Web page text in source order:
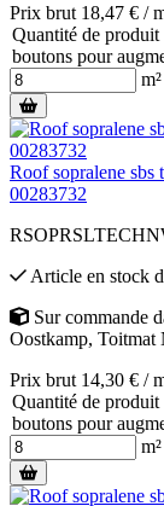
Prix brut 18,47 € /
Quantité de produit
boutons pour
m²
Roof sopralene sbs
00283732
Article en stock
Sur commande
Oostkamp, Toitmat
Prix brut 14,30 € /
Quantité de produit
boutons pour
m²